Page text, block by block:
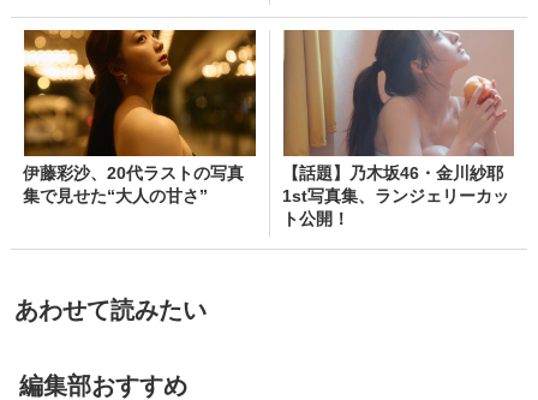
伊藤彩沙、20代ラストの写真
集で見せた“大人の甘さ”
【話題】乃木坂46・金川紗耶
1st写真集、ランジェリーカッ
ト公開！
あわせて読みたい
編集部おすすめ